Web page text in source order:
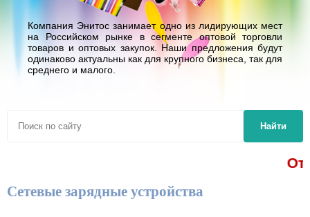
Компания Энитос занимает одно из лидирующих мест
на Российском рынке в сегменте оптовой торговли
товаров и оптовых закупок. Наши предложения будут
одинаково актуальны как для крупного бизнеса, так для
среднего и малого.
Найти
От
Сетевые зарядные устройства